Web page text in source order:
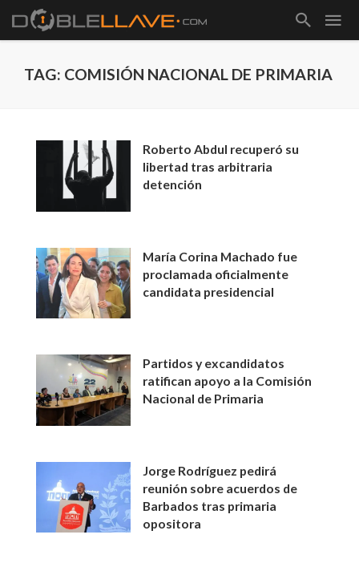
TAG: COMISIÓN NACIONAL DE PRIMARIA
Roberto Abdul recuperó su
libertad tras arbitraria
detención
María Corina Machado fue
proclamada oficialmente
candidata presidencial
Partidos y excandidatos
ratifican apoyo a la Comisión
Nacional de Primaria
Jorge Rodríguez pedirá
reunión sobre acuerdos de
Barbados tras primaria
opositora